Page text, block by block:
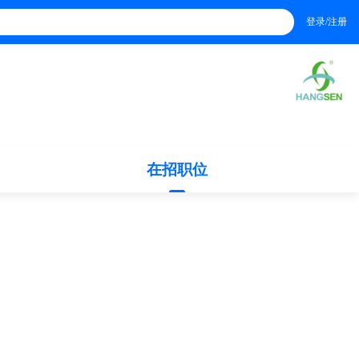
登录/注册
在招职位